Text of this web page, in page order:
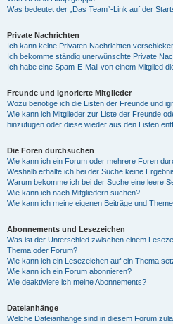
Was bedeutet der „Das Team“-Link auf der
Private Nachrichten
Ich kann keine Privaten Nachrichten
Ich bekomme ständig unerwünschte Private
Ich habe eine Spam-E-Mail von einem Mitglied
Freunde und ignorierte Mitglieder
Wozu benötige ich die Listen der Freunde und
Wie kann ich Mitglieder zur Liste der Freunde
hinzufügen oder diese wieder aus den Listen
Die Foren durchsuchen
Wie kann ich ein Forum oder mehrere Foren
Weshalb erhalte ich bei der Suche keine
Warum bekomme ich bei der Suche eine leere
Wie kann ich nach Mitgliedern suchen?
Wie kann ich meine eigenen Beiträge und
Abonnements und Lesezeichen
Was ist der Unterschied zwischen einem
Thema oder Forum?
Wie kann ich ein Lesezeichen auf ein Thema
Wie kann ich ein Forum abonnieren?
Wie deaktiviere ich meine Abonnements?
Dateianhänge
Welche Dateianhänge sind in diesem Forum